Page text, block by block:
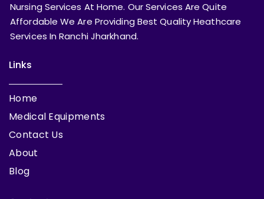
Nursing Services At Home. Our Services Are Quite
Affordable We Are Providing Best Quality Heathcare
Services In Ranchi Jharkhand.
Links
Home
Medical Equipments
Contact Us
About
Blog